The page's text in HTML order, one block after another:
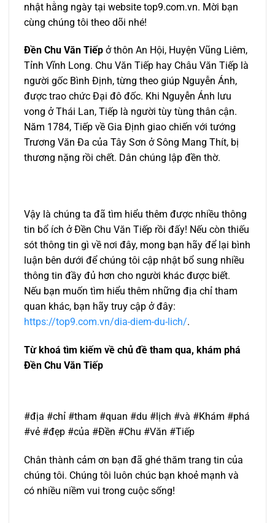
nhật hằng ngày tại website top9.com.vn. Mời bạn
cùng chúng tôi theo dõi nhé!
Đền Chu Văn Tiếp ở thôn An Hội, Huyện Vũng Liêm,
Tỉnh Vĩnh Long. Chu Văn Tiếp hay Châu Văn Tiếp là
người gốc Bình Định, từng theo giúp Nguyễn Ánh,
được trao chức Đại đô đốc. Khi Nguyễn Ánh lưu
vong ở Thái Lan, Tiếp là người tùy tùng thân cận.
Năm 1784, Tiếp về Gia Định giao chiến với tướng
Trương Văn Đa của Tây Sơn ở Sông Mang Thít, bị
thương nặng rồi chết. Dân chúng lập đền thờ.
Vậy là chúng ta đã tìm hiểu thêm được nhiều thông
tin bổ ích ở Đền Chu Văn Tiếp rồi đấy! Nếu còn thiếu
sót thông tin gì về nơi đây, mong bạn hãy để lại bình
luận bên dưới để chúng tôi cập nhật bổ sung nhiều
thông tin đầy đủ hơn cho người khác được biết.
Nếu bạn muốn tìm hiểu thêm những địa chỉ tham
quan khác, bạn hãy truy cập ở đây:
https://top9.com.vn/dia-diem-du-lich/.
Từ khoá tìm kiếm về chủ đề tham qua, khám phá
Đền Chu Văn Tiếp
#địa #chỉ #tham #quan #du #lịch #và #Khám #phá
#vẻ #đẹp #của #Đền #Chu #Văn #Tiếp
Chân thành cảm ơn bạn đã ghé thăm trang tin của
chúng tôi. Chúng tôi luôn chúc bạn khoẻ mạnh và
có nhiều niềm vui trong cuộc sống!